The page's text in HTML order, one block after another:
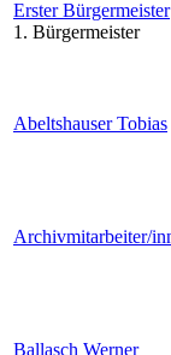
Erster Bürgermeister
1. Bürgermeister
Abeltshauser Tobias
Archivmitarbeiter/
Ballasch Werner